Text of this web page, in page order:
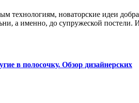
технологиям, новаторские идеи
а именно, до супружеской постели.
в полосочку. Обзор дизайнерских